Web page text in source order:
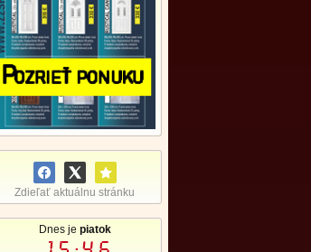
Zdieľať aktuálnu stránku
Dnes je piatok